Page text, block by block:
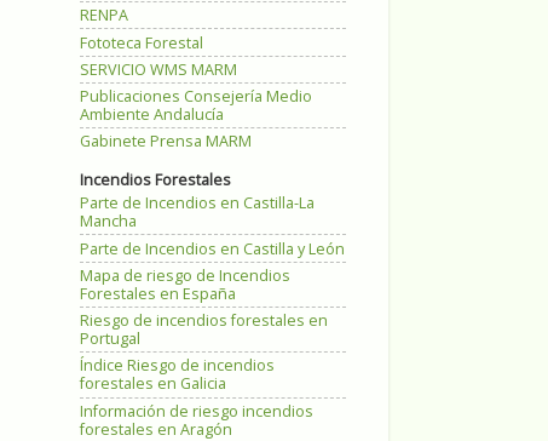
RENPA
Fototeca Forestal
SERVICIO WMS MARM
Publicaciones Consejería Medio
Ambiente Andalucía
Gabinete Prensa MARM
Incendios Forestales
Parte de Incendios en Castilla-La
Mancha
Parte de Incendios en Castilla y León
Mapa de riesgo de Incendios
Forestales en España
Riesgo de incendios forestales en
Portugal
Índice Riesgo de incendios
forestales en Galicia
Información de riesgo incendios
forestales en Aragón